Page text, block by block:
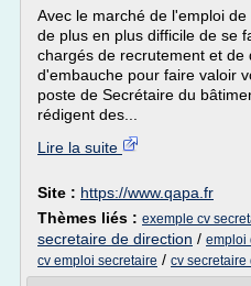
Avec le marché de l'emploi
de plus en plus difficile de se
chargés de recrutement et de
d'embauche pour faire valoir
poste de Secrétaire du
rédigent des...
Lire la suite
Site : https://www.qapa.fr
Thèmes liés : exemple cv
secretaire de direction / emploi
cv emploi secretaire / cv secretaire